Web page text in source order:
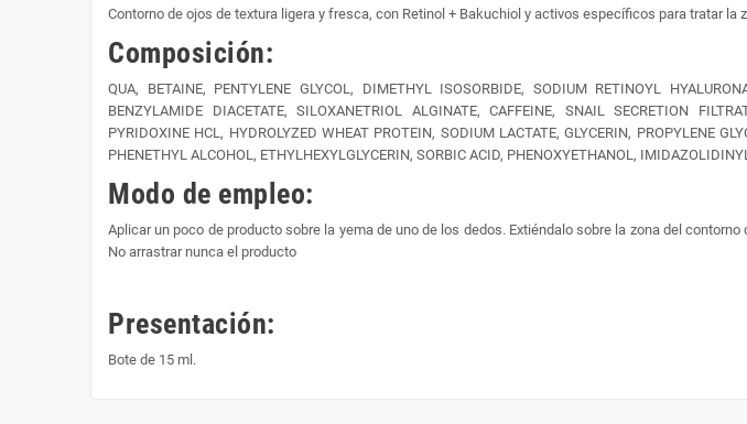
Contorno de ojos de textura ligera y fresca, con Retinol + Bakuchiol y activos específicos para tratar
Composición:
QUA, BETAINE, PENTYLENE GLYCOL, DIMETHYL ISOSORBIDE, SODIUM RETINOYL
BENZYLAMIDE DIACETATE, SILOXANETRIOL ALGINATE, CAFFEINE, SNAIL SECRETION
PYRIDOXINE HCL, HYDROLYZED WHEAT PROTEIN, SODIUM LACTATE, GLYCERIN, PROPYLENE
PHENETHYL ALCOHOL, ETHYLHEXYLGLYCERIN, SORBIC ACID, PHENOXYETHANOL,
Modo de empleo:
Aplicar un poco de producto sobre la yema de uno de los dedos. Extiéndalo sobre la zona del
No arrastrar nunca el producto
Presentación:
Bote de 15 ml.